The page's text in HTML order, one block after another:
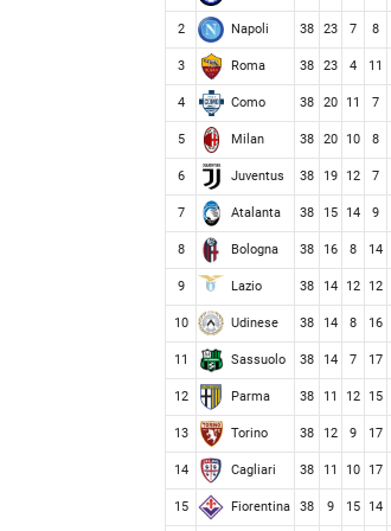
2 Napoli 38 23 7 8
3 Roma 38 23 4 11
4 Como 38 20 11 7
5 Milan 38 20 10 8
6 Juventus 38 19 12 7
7 Atalanta 38 15 14 9
8 Bologna 38 16 8 14
9 Lazio 38 14 12 12
10 Udinese 38 14 8 16
11 Sassuolo 38 14 7 17
12 Parma 38 11 12 15
13 Torino 38 12 9 17
14 Cagliari 38 11 10 17
15 Fiorentina 38 9 15 14